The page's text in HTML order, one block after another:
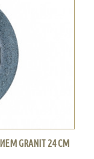
GRANIT 24 СМ